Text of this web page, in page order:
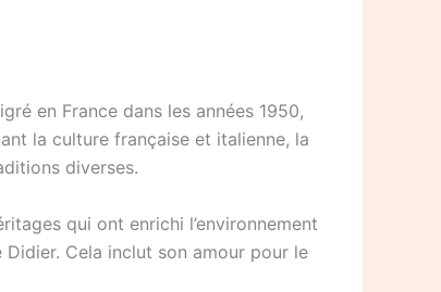
en France dans les années 1950,
la culture française et italienne, la
diverses.
qui ont enrichi l’environnement
Cela inclut son amour pour le